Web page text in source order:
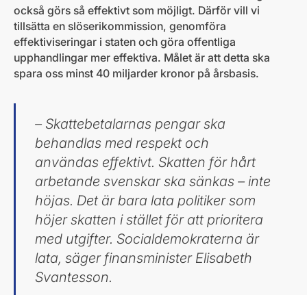
också görs så effektivt som möjligt. Därför vill vi
tillsätta en slöserikommission, genomföra
effektiviseringar i staten och göra offentliga
upphandlingar mer effektiva. Målet är att detta ska
spara oss minst 40 miljarder kronor på årsbasis.
– Skattebetalarnas pengar ska
behandlas med respekt och
användas effektivt. Skatten för hårt
arbetande svenskar ska sänkas – inte
höjas. Det är bara lata politiker som
höjer skatten i stället för att prioritera
med utgifter. Socialdemokraterna är
lata, säger finansminister Elisabeth
Svantesson.